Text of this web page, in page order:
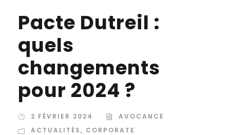
Pacte Dutreil :
quels
changements
pour 2024 ?
2 FÉVRIER 2024
AVOCANCE
ACTUALITÉS, CORPORATE